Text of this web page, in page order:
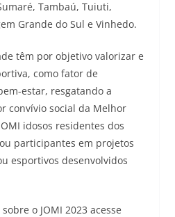
Tambaú, Tuiuti,
Grande do Sul e Vinhedo.
têm por objetivo valorizar e
como fator de
estar, resgatando a
convívio social da Melhor
idosos residentes dos
participantes em projetos
esportivos desenvolvidos
o JOMI 2023 acesse